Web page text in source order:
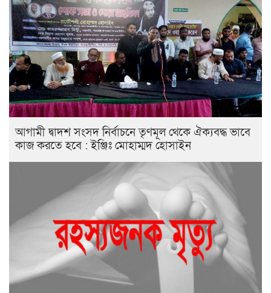
আগামী দ্বাদশ সংসদ নির্বাচনে তৃণমূল থেকে ঐক্যবদ্ধ ভাবে
কাজ করতে হবে : ইঞ্জিঃ মোহাম্মদ হোসাইন